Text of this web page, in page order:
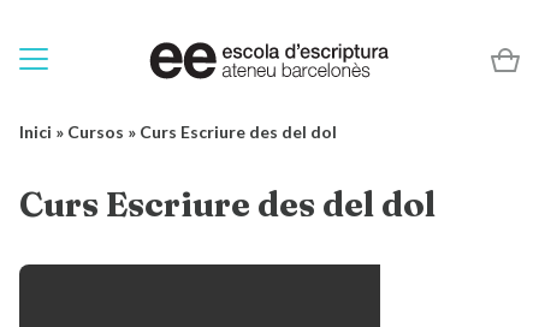
Inici » Cursos » Curs Escriure des del dol
Curs Escriure des del dol